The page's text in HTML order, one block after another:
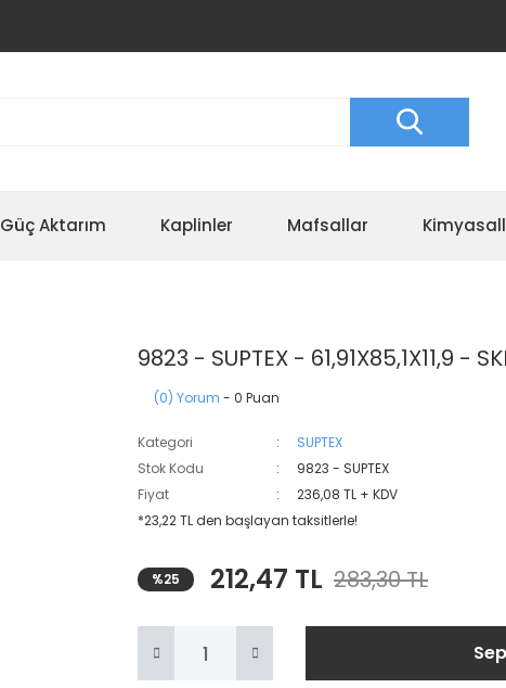
Güç Aktarım Kaplinler Mafsallar
9823 - SUPTEX - 61,91X85,1X11,9 -
(0) Yorum - 0 Puan
Kategori
SUPTEX
Stok Kodu
9823 - SUPTEX
Fiyat
236,08 TL + KDV
*23,22 TL den başlayan taksitlerle!
%25 212,47 TL 283,30 TL